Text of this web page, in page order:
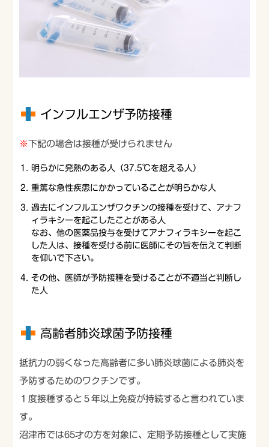
インフルエンザ予防接種
※下記の場合は接種が受けられません
明らかに発熱のある人（37.5℃を超える人）
重篤な急性疾患にかかっていることが明らかな人
過去にインフルエンザワクチンの接種を受けて、アナフ
ィラキシーを起こしたことがある人
なお、他の医薬品投与を受けてアナフィラキシーを起こ
した人は、接種を受ける前に医師にその旨を伝えて判断
を仰いで下さい。
その他、医師が予防接種を受けることが不適当と判断し
た人
高齢者肺炎球菌予防接種
抵抗力の弱くなった高齢者に多い肺炎球菌による肺炎を
予防するためのワクチンです。
１度接種すると５年以上免疫が持続すると言われていま
す。
沼津市では65才の方を対象に、定期予防接種として実施